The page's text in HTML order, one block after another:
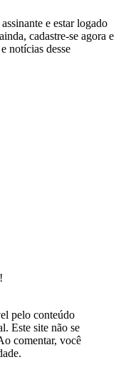
e estar logado
cadastre-se agora e
notícias desse
pelo conteúdo
Este site não se
comentar, você